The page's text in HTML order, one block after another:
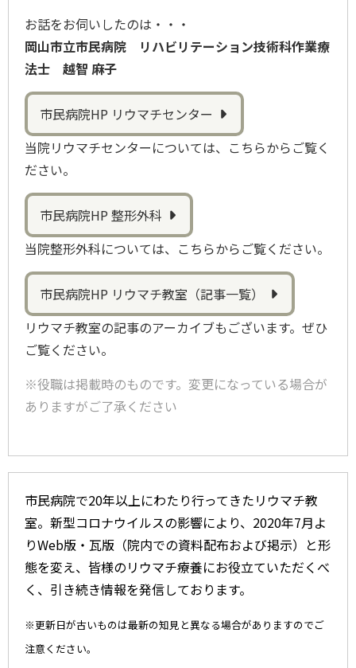
お話をお伺いしたのは・・・
岡山市立市民病院 リハビリテーション技術科作業療
法士 越智 麻子
市民病院HP リウマチセンター
当院リウマチセンターについては、こちらからご覧く
ださい。
市民病院HP 整形外科
当院整形外科については、こちらからご覧ください。
市民病院HP リウマチ教室（記事一覧）
リウマチ教室の記事のアーカイブもございます。ぜひ
ご覧ください。
※役職は掲載時のものです。変更になっている場合が
ありますがご了承ください
市民病院で20年以上にわたり行ってきたリウマチ教
室。新型コロナウイルスの影響により、2020年7月よ
りWeb版・瓦版（院内での資料配布および掲示）と形
態を変え、皆様のリウマチ療養にお役立ていただくべ
く、引き続き情報を発信しております。
※更新日が古いものは最新の知見と異なる場合がありますのでご
注意ください。